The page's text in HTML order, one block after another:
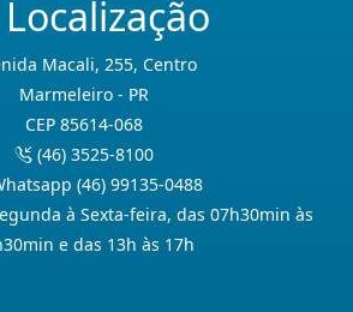
Localização
Macali, 255, Centro
Marmeleiro - PR
CEP 85614-068
(46) 3525-8100
(46) 99135-0488
à Sexta-feira, das 07h30min às
e das 13h às 17h